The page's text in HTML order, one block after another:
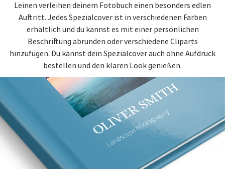
Leinen verleihen deinem Fotobuch einen besonders edlen
Auftritt. Jedes Spezialcover ist in verschiedenen Farben
erhältlich und du kannst es mit einer persönlichen
Beschriftung abrunden oder verschiedene Cliparts
hinzufügen. Du kannst dein Spezialcover auch ohne Aufdruck
bestellen und den klaren Look genießen.